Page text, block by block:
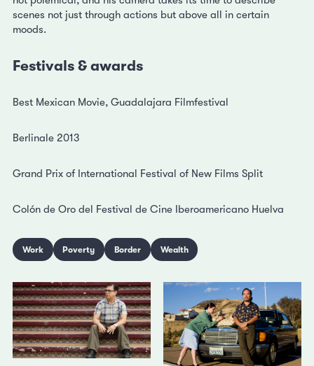
scenes not just through actions but above all in certain
moods.
Festivals & awards
Best Mexican Movie, Guadalajara Filmfestival
Berlinale 2013
Grand Prix of International Festival of New Films Split
Colón de Oro del Festival de Cine Iberoamericano Huelva
Work Poverty Border Wealth